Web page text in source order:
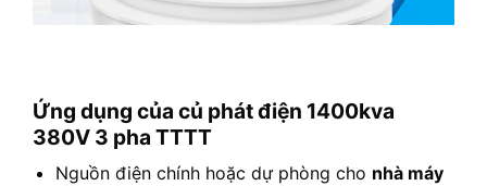
Ứng dụng của củ phát điện 1400kva
380V 3 pha TTTT
Nguồn điện chính hoặc dự phòng cho nhà máy